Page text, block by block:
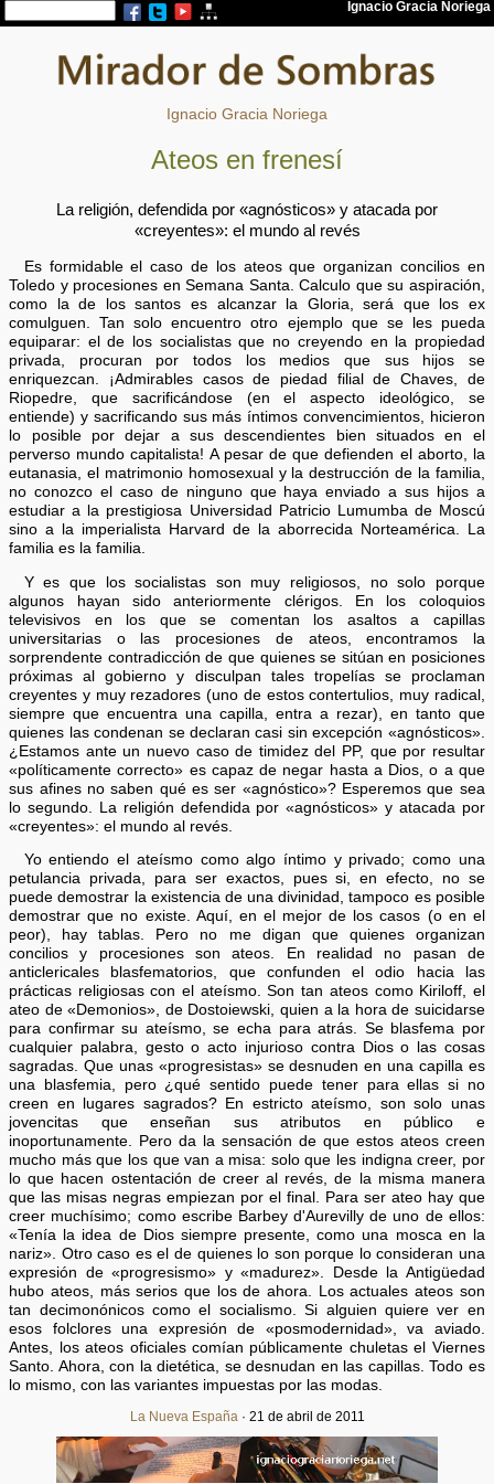
Ignacio Gracia Noriega
Ateos en frenesí
La religión, defendida por «agnósticos» y atacada por
«creyentes»: el mundo al revés
Es formidable el caso de los ateos que organizan concilios en
Toledo y procesiones en Semana Santa. Calculo que su aspiración,
como la de los santos es alcanzar la Gloria, será que los ex
comulguen. Tan solo encuentro otro ejemplo que se les pueda
equiparar: el de los socialistas que no creyendo en la propiedad
privada, procuran por todos los medios que sus hijos se
enriquezcan. ¡Admirables casos de piedad filial de Chaves, de
Riopedre, que sacrificándose (en el aspecto ideológico, se
entiende) y sacrificando sus más íntimos convencimientos, hicieron
lo posible por dejar a sus descendientes bien situados en el
perverso mundo capitalista! A pesar de que defienden el aborto, la
eutanasia, el matrimonio homosexual y la destrucción de la familia,
no conozco el caso de ninguno que haya enviado a sus hijos a
estudiar a la prestigiosa Universidad Patricio Lumumba de Moscú
sino a la imperialista Harvard de la aborrecida Norteamérica. La
familia es la familia.
Y es que los socialistas son muy religiosos, no solo porque
algunos hayan sido anteriormente clérigos. En los coloquios
televisivos en los que se comentan los asaltos a capillas
universitarias o las procesiones de ateos, encontramos la
sorprendente contradicción de que quienes se sitúan en posiciones
próximas al gobierno y disculpan tales tropelías se proclaman
creyentes y muy rezadores (uno de estos contertulios, muy radical,
siempre que encuentra una capilla, entra a rezar), en tanto que
quienes las condenan se declaran casi sin excepción «agnósticos».
¿Estamos ante un nuevo caso de timidez del PP, que por resultar
«políticamente correcto» es capaz de negar hasta a Dios, o a que
sus afines no saben qué es ser «agnóstico»? Esperemos que sea
lo segundo. La religión defendida por «agnósticos» y atacada por
«creyentes»: el mundo al revés.
Yo entiendo el ateísmo como algo íntimo y privado; como una
petulancia privada, para ser exactos, pues si, en efecto, no se
puede demostrar la existencia de una divinidad, tampoco es posible
demostrar que no existe. Aquí, en el mejor de los casos (o en el
peor), hay tablas. Pero no me digan que quienes organizan
concilios y procesiones son ateos. En realidad no pasan de
anticlericales blasfematorios, que confunden el odio hacia las
prácticas religiosas con el ateísmo. Son tan ateos como Kiriloff, el
ateo de «Demonios», de Dostoiewski, quien a la hora de suicidarse
para confirmar su ateísmo, se echa para atrás. Se blasfema por
cualquier palabra, gesto o acto injurioso contra Dios o las cosas
sagradas. Que unas «progresistas» se desnuden en una capilla es
una blasfemia, pero ¿qué sentido puede tener para ellas si no
creen en lugares sagrados? En estricto ateísmo, son solo unas
jovencitas que enseñan sus atributos en público e
inoportunamente. Pero da la sensación de que estos ateos creen
mucho más que los que van a misa: solo que les indigna creer, por
lo que hacen ostentación de creer al revés, de la misma manera
que las misas negras empiezan por el final. Para ser ateo hay que
creer muchísimo; como escribe Barbey d'Aurevilly de uno de ellos:
«Tenía la idea de Dios siempre presente, como una mosca en la
nariz». Otro caso es el de quienes lo son porque lo consideran una
expresión de «progresismo» y «madurez». Desde la Antigüedad
hubo ateos, más serios que los de ahora. Los actuales ateos son
tan decimonónicos como el socialismo. Si alguien quiere ver en
esos folclores una expresión de «posmodernidad», va aviado.
Antes, los ateos oficiales comían públicamente chuletas el Viernes
Santo. Ahora, con la dietética, se desnudan en las capillas. Todo es
lo mismo, con las variantes impuestas por las modas.
La Nueva España · 21 de abril de 2011